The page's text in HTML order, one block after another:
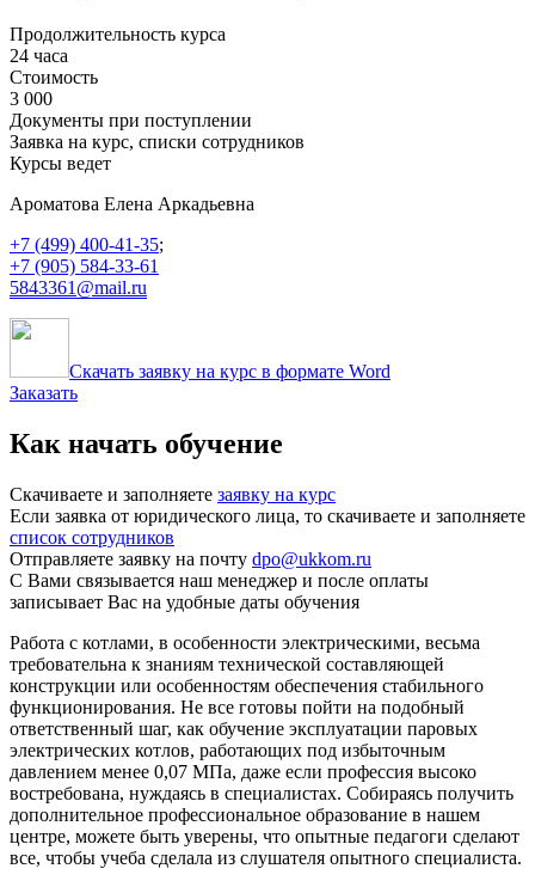
Продолжительность курса
24 часа
Стоимость
3 000
Документы при поступлении
Заявка на курс, списки сотрудников
Курсы ведет
Ароматова Елена Аркадьевна
+7 (499) 400-41-35;
+7 (905) 584-33-61
5843361@mail.ru
Скачать заявку на курс в формате Word
Заказать
Как начать обучение
Скачиваете и заполняете заявку на курс
Если заявка от юридического лица, то скачиваете и заполняете
список сотрудников
Отправляете заявку на почту dpo@ukkom.ru
С Вами связывается наш менеджер и после оплаты
записывает Вас на удобные даты обучения
Работа с котлами, в особенности электрическими, весьма
требовательна к знаниям технической составляющей
конструкции или особенностям обеспечения стабильного
функционирования. Не все готовы пойти на подобный
ответственный шаг, как обучение эксплуатации паровых
электрических котлов, работающих под избыточным
давлением менее 0,07 МПа, даже если профессия высоко
востребована, нуждаясь в специалистах. Собираясь получить
дополнительное профессиональное образование в нашем
центре, можете быть уверены, что опытные педагоги сделают
все, чтобы учеба сделала из слушателя опытного специалиста.